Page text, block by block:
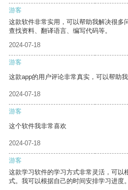
游客
这款软件非常实用，可以帮助我解决很多
查找资料、翻译语言、编写代码等。
2024-07-18
游客
这款app的用户评论非常真实，可以帮助
2024-07-18
游客
这个软件我非常喜欢
2024-07-18
游客
这款学习软件的学习方式非常灵活，可以
式。我可以根据自己的时间安排学习进度。